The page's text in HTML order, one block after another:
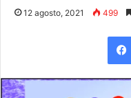
12 agosto, 2021 499